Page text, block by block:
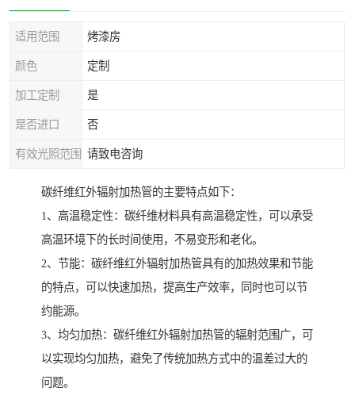
适用范围 烤漆房
颜色 定制
加工定制 是
是否进口 否
有效光照范围 请致电咨询
碳纤维红外辐射加热管的主要特点如下：
1、高温稳定性：碳纤维材料具有高温稳定性，可以承受
高温环境下的长时间使用，不易变形和老化。
2、节能：碳纤维红外辐射加热管具有的加热效果和节能
的特点，可以快速加热，提高生产效率，同时也可以节
约能源。
3、均匀加热：碳纤维红外辐射加热管的辐射范围广，可
以实现均匀加热，避免了传统加热方式中的温差过大的
问题。